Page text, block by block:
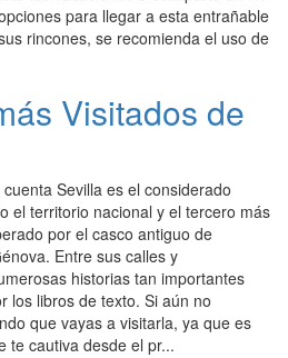
para llegar a esta entrañable
rincones, se recomienda el uso de
Visitados de
Sevilla es el considerado
el territorio nacional y el tercero más
por el casco antiguo de
Entre sus calles y
historias tan importantes
los libros de texto. Si aún no
que vayas a visitarla, ya que es
te cautiva desde el pr...